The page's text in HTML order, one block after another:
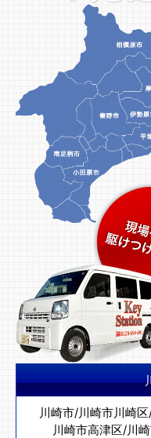
川崎市/川崎市川崎区
川崎市高津区/川